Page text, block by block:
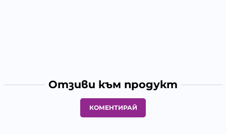
Отзиви към продукт
КОМЕНТИРАЙ